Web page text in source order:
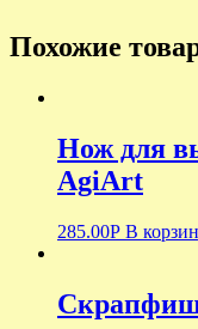
Похожие
Нож для
AgiArt
285.00Р В